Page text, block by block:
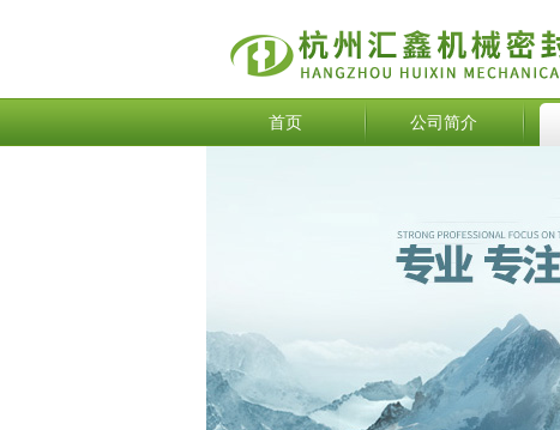
首页 公司简介